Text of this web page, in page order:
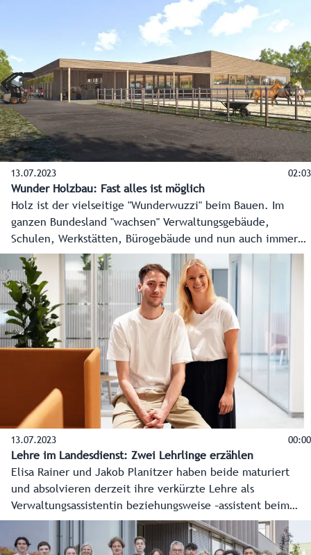
Interessierte unter www.salzburg.gv.at/lehre.
13.07.2023 02:03
Wunder Holzbau: Fast alles ist möglich
Holz ist der vielseitige "Wunderwuzzi" beim Bauen. Im
ganzen Bundesland "wachsen" Verwaltungsgebäude,
Schulen, Werkstätten, Bürogebäude und nun auch immer
mehr Wohngebäude aus Holz. Fast alles ist möglich.
13.07.2023 00:00
Lehre im Landesdienst: Zwei Lehrlinge erzählen
Elisa Rainer und Jakob Planitzer haben beide maturiert
und absolvieren derzeit ihre verkürzte Lehre als
Verwaltungsassistentin beziehungsweise –assistent beim
Land Salzburg. Sie erzählen, warum sie sich für die
Ausbildung in der Verwaltung entschieden haben.